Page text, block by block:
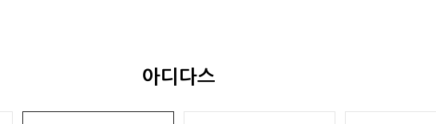
아디다스